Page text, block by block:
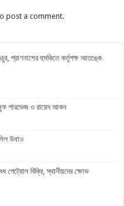
post a comment.
প্রাণনাশের হুমকিতে কর্তৃপক্ষ আতঙ্কে
পারভেজ ও রায়েদ আকন
উধাও
পেট্রোল বিক্রি, স্থানীয়দের ক্ষোভ